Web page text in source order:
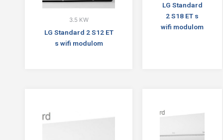
3.5 KW
LG Standard 2 S12 ET
s wifi modulom
LG Standard
2 S18 ET s
wifi modulom